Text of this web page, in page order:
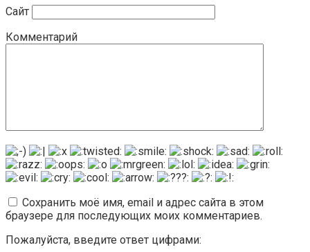
Сайт
Комментарий
Сохранить моё имя, email и адрес сайта в этом
браузере для последующих моих комментариев.
Пожалуйста, введите ответ цифрами: